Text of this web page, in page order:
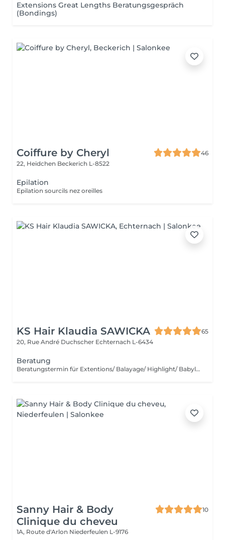
Extensions Great Lengths Beratungsgespräch
(Bondings)
Coiffure by Cheryl
46
22, Heidchen Beckerich L-8522
Epilation
Epilation sourcils nez oreilles
KS Hair Klaudia SAWICKA
65
20, Rue André Duchscher Echternach L-6434
Beratung
Beratungstermin für Extentions/ Balayage/ Highlight/ Babylight und Haarentfärbung
Sanny Hair & Body
Clinique du cheveu
10
1A, Route d'Arlon Niederfeulen L-9176